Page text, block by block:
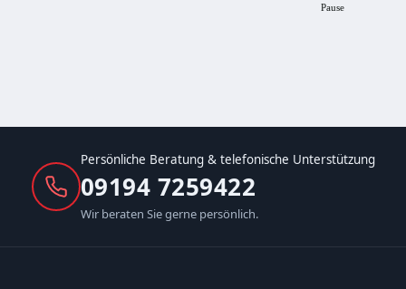
Pause
Persönliche Beratung & telefonische Unterstützung
09194 7259422
Wir beraten Sie gerne persönlich.